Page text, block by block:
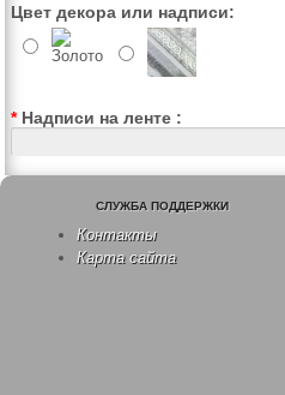
Цвет декора или надписи:
* Надписи на ленте :
СЛУЖБА ПОДДЕРЖКИ
Контакты
Карта сайта